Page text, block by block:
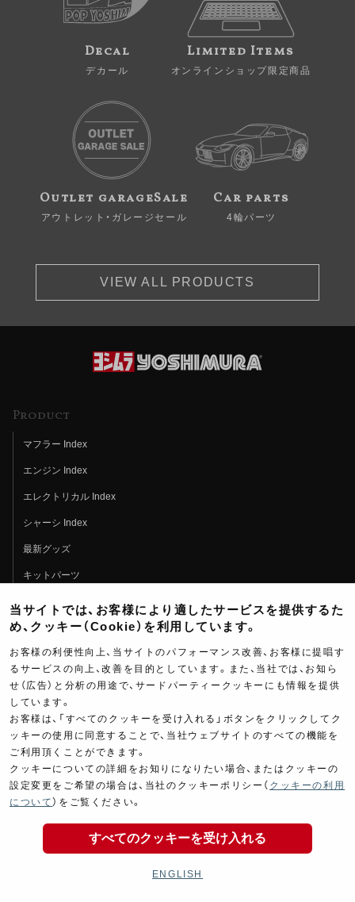
Decal
デカール
Limited Items
オンラインショップ限定商品
Outlet garageSale
アウトレット・ガレージセール
Car parts
4輪パーツ
VIEW ALL PRODUCTS
Product
マフラー Index
エンジン Index
エレクトリカル Index
シャーシ Index
最新グッズ
キットパーツ
Race
レースインフォメーション
FIM世界耐久選手権
MFJ全日本ロードレース選手権
その他のレース
チームインフォメーション
レースの歴史
Information
当サイトでは、お客様により適したサービスを提供するた
め、クッキー（Cookie）を利用しています。
お客様の利便性向上、当サイトのパフォーマンス改善、お客様に提唱す
るサービスの向上、改善を目的としています。また、当社では、お知ら
せ（広告）と分析の用途で、サードパーティークッキーにも情報を提供
しています。
お客様は、「すべてのクッキーを受け入れる」ボタンをクリックしてク
ッキーの使用に同意することで、当社ウェブサイトのすべての機能を
ご利用頂くことができます。
クッキーについての詳細をお知りになりたい場合、またはクッキーの
設定変更をご希望の場合は、当社のクッキーポリシー（ クッキーの利用
について ）をご覧ください。
すべてのクッキーを受け入れる
ENGLISH